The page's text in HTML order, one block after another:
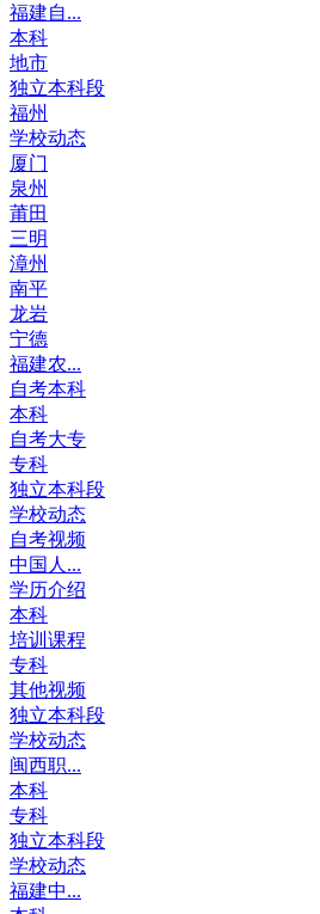
福建自...
本科
地市
独立本科段
福州
学校动态
厦门
泉州
莆田
三明
漳州
南平
龙岩
宁德
福建农...
自考本科
本科
自考大专
专科
独立本科段
学校动态
自考视频
中国人...
学历介绍
本科
培训课程
专科
其他视频
独立本科段
学校动态
闽西职...
本科
专科
独立本科段
学校动态
福建中...